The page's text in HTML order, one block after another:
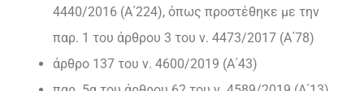
4440/2016 (Α΄224), όπως προστέθηκε με την
παρ. 1 του άρθρου 3 του ν. 4473/2017 (Α΄78)
άρθρο 137 του ν. 4600/2019 (Α΄43)